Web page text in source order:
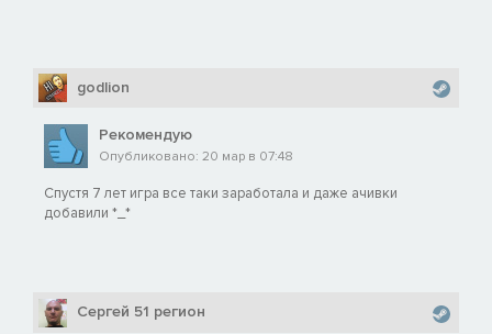
godlion
Рекомендую
Опубликовано: 20 мар в 07:48
Спустя 7 лет игра все таки заработала и даже ачивки
добавили *_*
Сергей 51 регион